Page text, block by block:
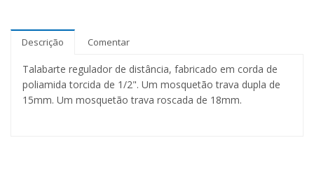
Descrição Comentar
Talabarte regulador de distância, fabricado em corda de
poliamida torcida de 1/2". Um mosquetão trava dupla de
15mm. Um mosquetão trava roscada de 18mm.